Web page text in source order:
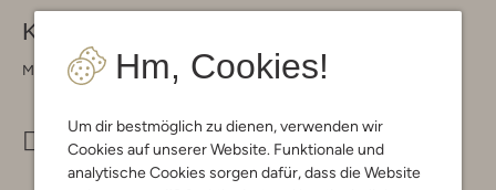
Hm, Cookies!
Um dir bestmöglich zu dienen, verwenden wir
Cookies auf unserer Website. Funktionale und
analytische Cookies sorgen dafür, dass die Website
Kontakt
Montag - Freitag 09:00 - 17:00 uur
info@omoda.de